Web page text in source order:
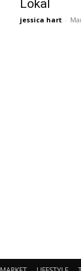
Lokal
jessica hart -